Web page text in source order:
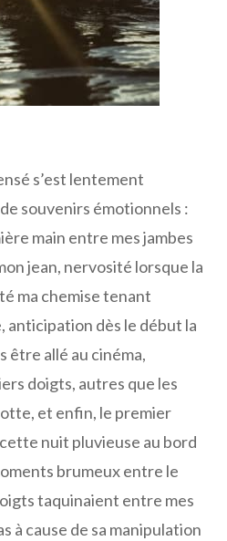
s’est lentement
souvenirs émotionnels :
main entre mes jambes
jean, nervosité lorsque la
ma chemise tenant
dès le début la
être allé au cinéma,
doigts, autres que les
et enfin, le premier
nuit pluvieuse au bord
brumeux entre le
taquinaient entre mes
à cause de sa manipulation